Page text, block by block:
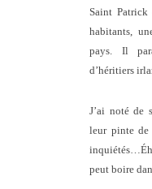
Saint Patrick
habitants,
pays. Il
d’héritiers
J’ai noté de
leur pinte de
peut boire